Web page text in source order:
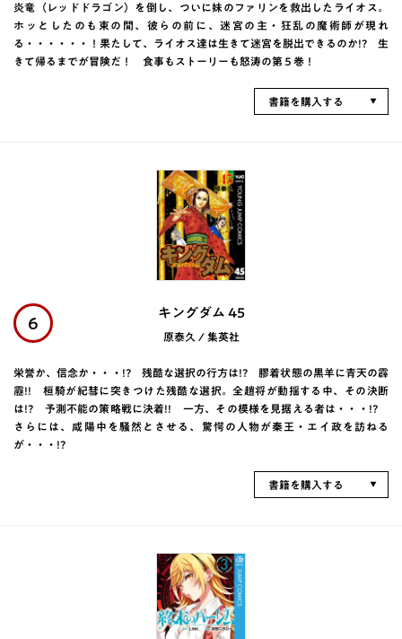
炎竜（レッドドラゴン）を倒し、ついに妹のファリンを救出したライオス。
ホッとしたのも束の間、彼らの前に、迷宮の主・狂乱の魔術師が現れ
る・・・・・・！果たして、ライオス達は生きて迷宮を脱出できるのか!? 生
きて帰るまでが冒険だ！ 食事もストーリーも怒涛の第５巻！
書籍を購入する
6
キングダム 45
原泰久 / 集英社
栄誉か、信念か・・・!? 残酷な選択の行方は!? 膠着状態の黒羊に青天の霹
靂!! 桓騎が紀彗に突きつけた残酷な選択。全趙将が動揺する中、その決断
は!? 予測不能の策略戦に決着!! 一方、その模様を見据える者は・・・!?
さらには、咸陽中を騒然とさせる、驚愕の人物が秦王・エイ政を訪ねる
が・・・!?
書籍を購入する